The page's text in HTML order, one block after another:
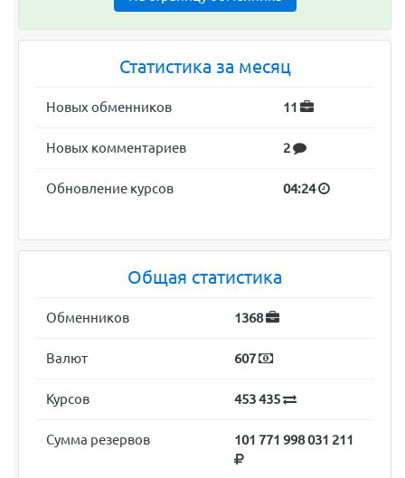
Статистика за месяц
Новых обменников 11
Новых комментариев 2
Обновление курсов 04:24
Общая статистика
Обменников 1368
Валют 607
Курсов 453 435
Сумма резервов 101 771 998 031 211